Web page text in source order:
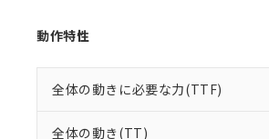
動作特性
全体の動きに必要な力(TTF)
全体の動き(TT)